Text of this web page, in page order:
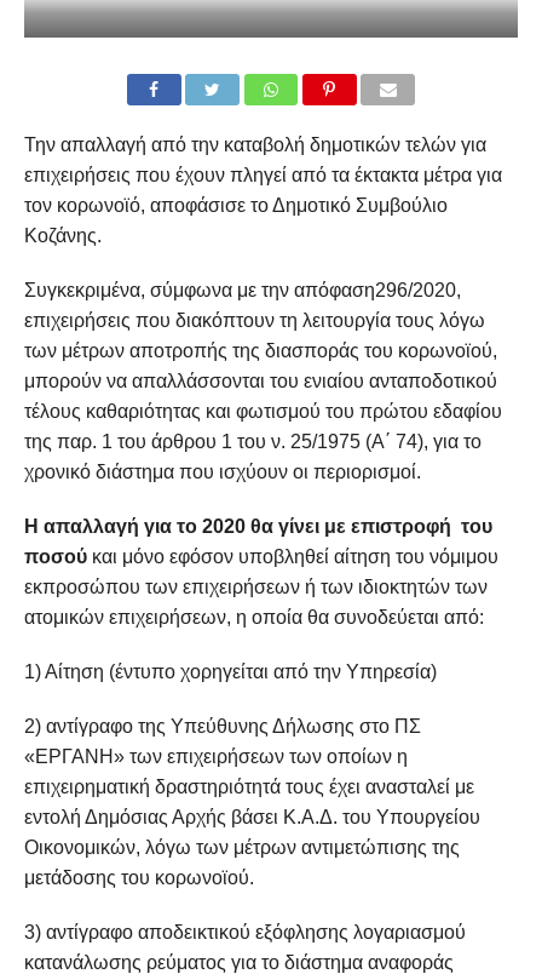
Την απαλλαγή από την καταβολή δημοτικών τελών για
επιχειρήσεις που έχουν πληγεί από τα έκτακτα μέτρα για
τον κορωνοϊό, αποφάσισε το Δημοτικό Συμβούλιο
Κοζάνης.
Συγκεκριμένα, σύμφωνα με την απόφαση296/2020,
επιχειρήσεις που διακόπτουν τη λειτουργία τους λόγω
των μέτρων αποτροπής της διασποράς του κορωνοϊού,
μπορούν να απαλλάσσονται του ενιαίου ανταποδοτικού
τέλους καθαριότητας και φωτισμού του πρώτου εδαφίου
της παρ. 1 του άρθρου 1 του ν. 25/1975 (Α΄ 74), για το
χρονικό διάστημα που ισχύουν οι περιορισμοί.
Η απαλλαγή για το 2020 θα γίνει με επιστροφή του
ποσούκαι μόνο εφόσον υποβληθεί αίτηση του νόμιμου
εκπροσώπου των επιχειρήσεων ή των ιδιοκτητών των
ατομικών επιχειρήσεων, η οποία θα συνοδεύεται από:
1) Αίτηση (έντυπο χορηγείται από την Υπηρεσία)
2) αντίγραφο της Υπεύθυνης Δήλωσης στο ΠΣ
«ΕΡΓΑΝΗ» των επιχειρήσεων των οποίων η
επιχειρηματική δραστηριότητά τους έχει ανασταλεί με
εντολή Δημόσιας Αρχής βάσει Κ.Α.Δ. του Υπουργείου
Οικονομικών, λόγω των μέτρων αντιμετώπισης της
μετάδοσης του κορωνοϊού.
3) αντίγραφο αποδεικτικού εξόφλησης λογαριασμού
κατανάλωσης ρεύματος για το διάστημα αναφοράς